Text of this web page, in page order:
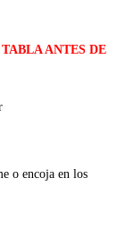
ANTES DE
o encoja en los